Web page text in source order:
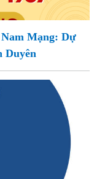
Mạng: Dự
Duyên